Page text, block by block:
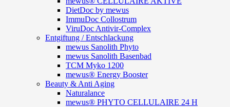
DietDoc by mewus
ImmuDoc Collostrum
ViruDoc Antivir-Complex
Entgiftung / Entschlackung
mewus Sanolith Phyto
mewus Sanolith Basenbad
TCM Myko 1200
mewus® Energy Booster
Beauty & Anti Aging
Naturalance
mewus® PHYTO CELLULAIRE 24 H